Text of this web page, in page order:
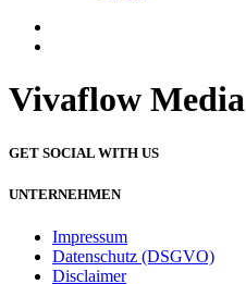
Vivaflow Media
GET SOCIAL WITH US
UNTERNEHMEN
Impressum
Datenschutz (DSGVO)
Disclaimer